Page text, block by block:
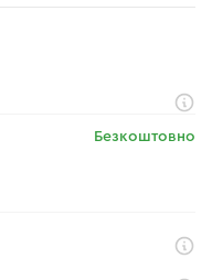
Безкоштовно